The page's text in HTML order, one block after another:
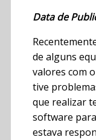
Data de
de alguns
valores com
tive
que realizar
software
estava